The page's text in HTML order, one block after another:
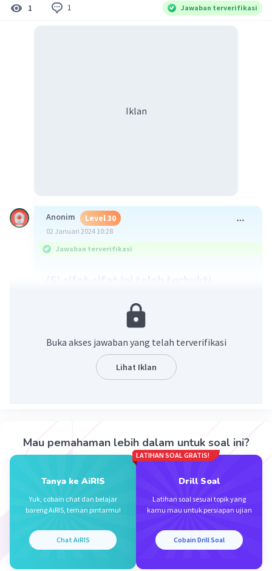
1 1 Jawaban terverifikasi
Iklan
Anonim Level 30
02 Januari 2024 10:28
Jawaban terverifikasi
dalam meraih kemerdekaan.
Kalimat ini berisi peristiwa sejarah yang benar-
benar terjadi, yaitu perjuangan para patriot
dalam meraih kemerdekaan Indonesia. Kalimat
Buka akses jawaban yang telah terverifikasi
Lihat Iklan
Mau pemahaman lebih dalam untuk soal ini?
Tanya ke AiRIS
Yuk, cobain chat dan belajar
bareng AiRIS, teman pintarmu!
Chat AiRIS
LATIHAN SOAL GRATIS!
Drill Soal
Latihan soal sesuai topik yang
kamu mau untuk persiapan ujian
Cobain Drill Soal